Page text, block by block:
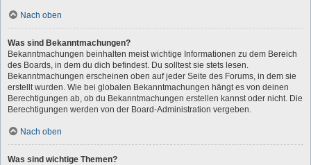
Nach oben
Was sind Bekanntmachungen?
Bekanntmachungen beinhalten meist wichtige Informationen zu dem Bereich
des Boards, in dem du dich befindest. Du solltest sie stets lesen.
Bekanntmachungen erscheinen oben auf jeder Seite des Forums, in dem sie
erstellt wurden. Wie bei globalen Bekanntmachungen hängt es von deinen
Berechtigungen ab, ob du Bekanntmachungen erstellen kannst oder nicht. Die
Berechtigungen werden von der Board-Administration vergeben.
Nach oben
Was sind wichtige Themen?